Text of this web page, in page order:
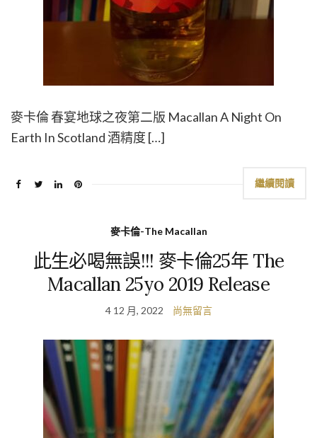
麥卡倫 春宴地球之夜第二版 Macallan A Night On
Earth In Scotland 酒精度 […]
繼續閱讀
麥卡倫-The Macallan
此生必喝無誤!!! 麥卡倫25年 The
Macallan 25yo 2019 Release
4 12 月, 2022 尚無留言